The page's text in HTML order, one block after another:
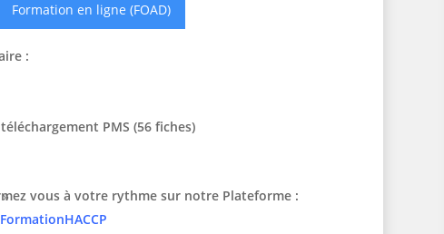
Formation en ligne (FOAD)
:
PMS (56 fiches)
vous à votre rythme sur notre Plateforme :